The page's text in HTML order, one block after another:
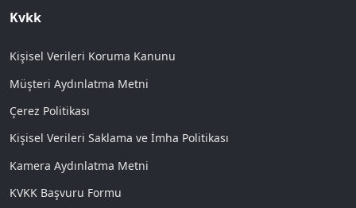
Kvkk
Kişisel Verileri Koruma Kanunu
Müşteri Aydınlatma Metni
Çerez Politikası
Kişisel Verileri Saklama ve İmha Politikası
Kamera Aydınlatma Metni
KVKK Başvuru Formu